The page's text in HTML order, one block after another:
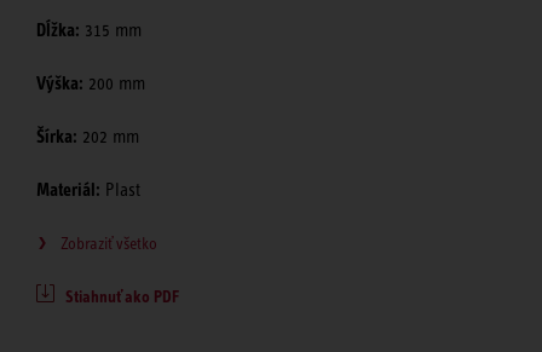
Dĺžka: 315 mm
Výška: 200 mm
Šírka: 202 mm
Materiál: Plast
Zobraziť všetko
Stiahnuť ako PDF